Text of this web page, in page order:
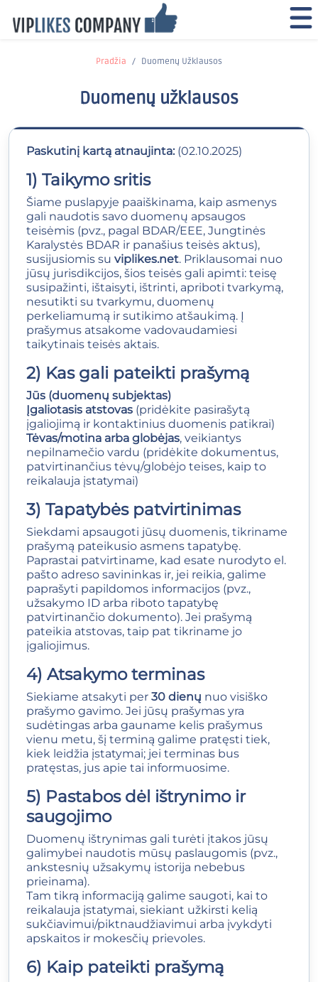
Pradžia Duomenų Užklausos
Duomenų užklausos
Paskutinį kartą atnaujinta: (02.10.2025)
1) Taikymo sritis
Šiame puslapyje paaiškinama, kaip asmenys
gali naudotis savo duomenų apsaugos
teisėmis (pvz., pagal BDAR/EEE, Jungtinės
Karalystės BDAR ir panašius teisės aktus),
susijusiomis su viplikes.net. Priklausomai nuo
jūsų jurisdikcijos, šios teisės gali apimti: teisę
susipažinti, ištaisyti, ištrinti, apriboti tvarkymą,
nesutikti su tvarkymu, duomenų
perkeliamumą ir sutikimo atšaukimą. Į
prašymus atsakome vadovaudamiesi
taikytinais teisės aktais.
2) Kas gali pateikti prašymą
Jūs (duomenų subjektas)
Įgaliotasis atstovas (pridėkite pasirašytą
įgaliojimą ir kontaktinius duomenis patikrai)
Tėvas/motina arba globėjas, veikiantys
nepilnamečio vardu (pridėkite dokumentus,
patvirtinančius tėvų/globėjo teises, kaip to
reikalauja įstatymai)
3) Tapatybės patvirtinimas
Siekdami apsaugoti jūsų duomenis, tikriname
prašymą pateikusio asmens tapatybę.
Paprastai patvirtiname, kad esate nurodyto el.
pašto adreso savininkas ir, jei reikia, galime
paprašyti papildomos informacijos (pvz.,
užsakymo ID arba riboto tapatybę
patvirtinančio dokumento). Jei prašymą
pateikia atstovas, taip pat tikriname jo
įgaliojimus.
4) Atsakymo terminas
Siekiame atsakyti per 30 dienų nuo visiško
prašymo gavimo. Jei jūsų prašymas yra
sudėtingas arba gauname kelis prašymus
vienu metu, šį terminą galime pratęsti tiek,
kiek leidžia įstatymai; jei terminas bus
pratęstas, jus apie tai informuosime.
5) Pastabos dėl ištrynimo ir
saugojimo
Duomenų ištrynimas gali turėti įtakos jūsų
galimybei naudotis mūsų paslaugomis (pvz.,
ankstesnių užsakymų istorija nebebus
prieinama).
Tam tikrą informaciją galime saugoti, kai to
reikalauja įstatymai, siekiant užkirsti kelią
sukčiavimui/piktnaudžiavimui arba įvykdyti
apskaitos ir mokesčių prievoles.
6) Kaip pateikti prašymą